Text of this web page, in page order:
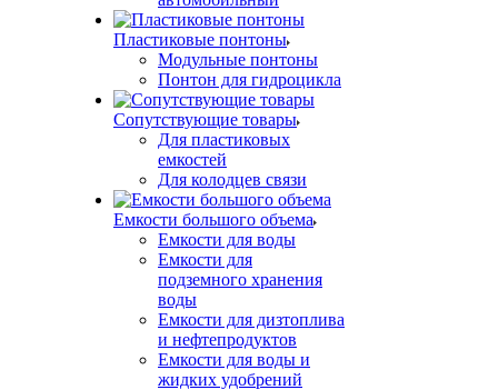
Пластиковые понтоны
Модульные понтоны
Понтон для гидроцикла
Сопутствующие товары
Для пластиковых
емкостей
Для колодцев связи
Емкости большого объема
Емкости для воды
Емкости для
подземного хранения
воды
Емкости для дизтоплива
и нефтепродуктов
Емкости для воды и
жидких удобрений